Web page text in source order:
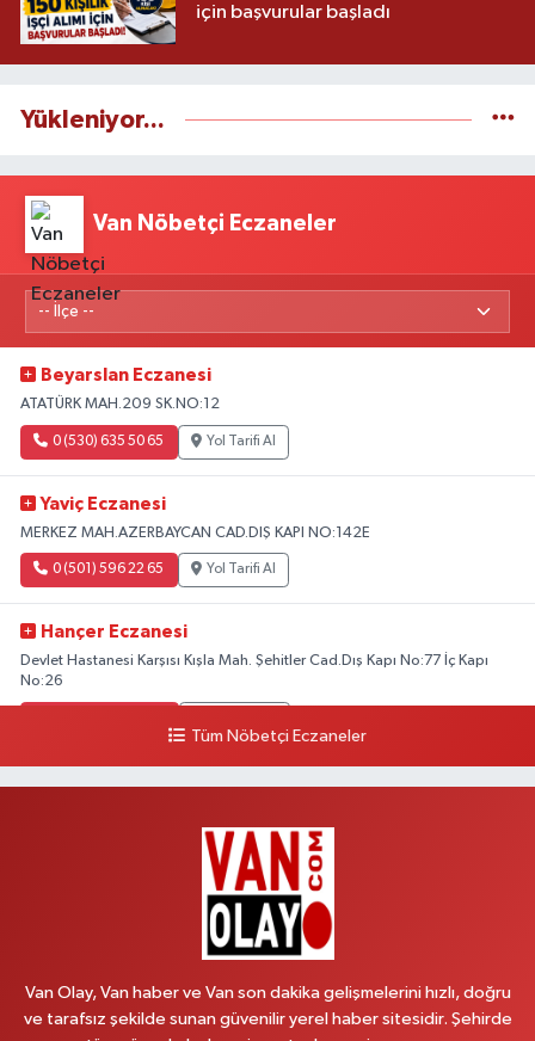
için başvurular başladı
Yükleniyor...
Van Nöbetçi Eczaneler
Beyarslan Eczanesi
ATATÜRK MAH.209 SK.NO:12
0 (530) 635 50 65 Yol Tarifi Al
Yaviç Eczanesi
MERKEZ MAH.AZERBAYCAN CAD.DIŞ KAPI NO:142E
0 (501) 596 22 65 Yol Tarifi Al
Hançer Eczanesi
Devlet Hastanesi Karşısı Kışla Mah. Şehitler Cad.Dış Kapı No:77 İç Kapı
No:26
Yol Tarifi Al
ÖZEL AKDAMAR HASTANESİ KARŞISI HATUNİYE MAH.ASMİN SK.NO:11
Çağatay Eczanesi
Tüm Nöbetçi Eczaneler
Van Olay, Van haber ve Van son dakika gelişmelerini hızlı, doğru
ve tarafsız şekilde sunan güvenilir yerel haber sitesidir. Şehirde